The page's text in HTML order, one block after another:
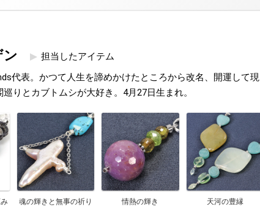
ン
担当したアイテム
代表。かつて人生を諦めかけたところから改名、開運して現
りとカブトムシが大好き。4月27日生まれ。
魂の輝きと無事の祈り 情熱の輝き 天河の豊縁